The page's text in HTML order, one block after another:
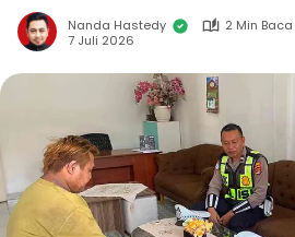
Nanda Hastedy
2 Min Baca
7 Juli 2026